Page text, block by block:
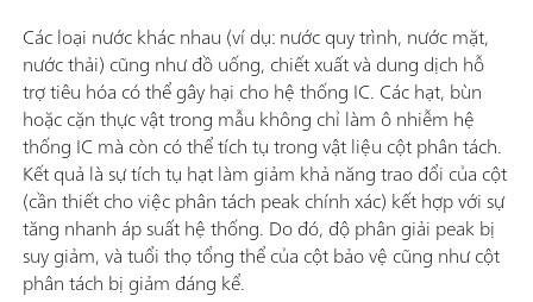
Các loại nước khác nhau (ví dụ: nước quy trình, nước mặt,
nước thải) cũng như đồ uống, chiết xuất và dung dịch hỗ
trợ tiêu hóa có thể gây hại cho hệ thống IC. Các hạt, bùn
hoặc cặn thực vật trong mẫu không chỉ làm ô nhiễm hệ
thống IC mà còn có thể tích tụ trong vật liệu cột phân tách.
Kết quả là sự tích tụ hạt làm giảm khả năng trao đổi của cột
(cần thiết cho việc phân tách peak chính xác) kết hợp với sự
tăng nhanh áp suất hệ thống. Do đó, độ phân giải peak bị
suy giảm, và tuổi thọ tổng thể của cột bảo vệ cũng như cột
phân tách bị giảm đáng kể.